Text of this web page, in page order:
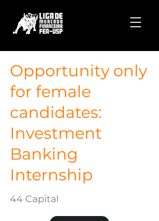
Opportunity only
for female
candidates:
Investment
Banking
Internship
44 Capital